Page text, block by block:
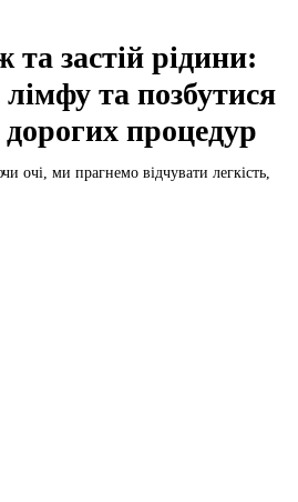
застій рідини:
лімфу та позбутися
дорогих процедур
очі, ми прагнемо відчувати легкість,